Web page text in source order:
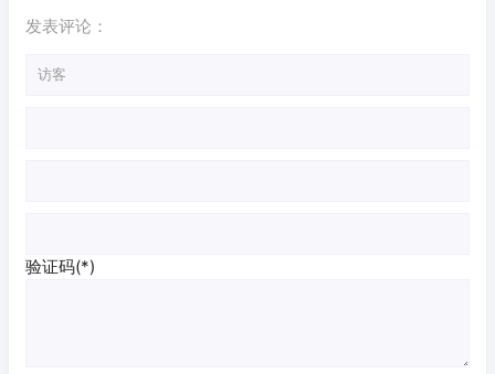
发表评论：
验证码(*)